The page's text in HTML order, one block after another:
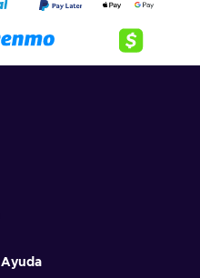
Ayuda